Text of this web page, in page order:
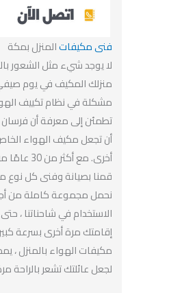
فنى مكيفاتالمنزل بمكة
لا يوجد شيء مثل الشعور
منزلك المكيف في يوم صيفي
مشكلة في نظام تكييف الهواء
تطمئن إلى معرفة أن فرسان
أن تجعل مكيف الهواء الخاص
أخرى. مع أكثر من
قمنا بصيانة وفنى كل نوع من
نحمل مجموعة كاملة من أجزاء
الاستخدام في شاحناتنا ، حتى
إقامتك مرة أخرى بسرعة كبيرة.
مكيفات الهواء بالمنزل ، يمكنك
لجعل عائلتك تشعر بالراحة مرة